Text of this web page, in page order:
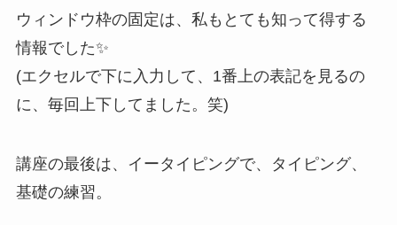
ウィンドウ枠の固定は、私もとても知って得する
情報でした✨
(エクセルで下に入力して、1番上の表記を見るの
に、毎回上下してました。笑)
講座の最後は、イータイピングで、タイピング、
基礎の練習。